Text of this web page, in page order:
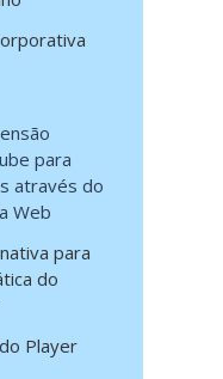
para
através do
Web
para
do
Player